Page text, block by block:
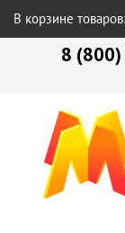
В корзине товаров:
8